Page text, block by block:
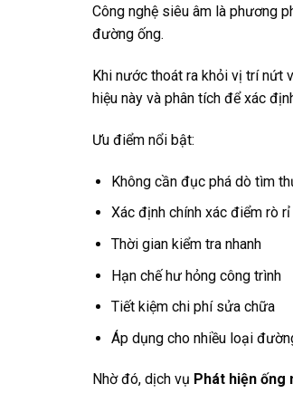
Công nghệ siêu âm là phương
đường ống.
Khi nước thoát ra khỏi vị trí nứt
hiệu này và phân tích để xác
Ưu điểm nổi bật:
Không cần đục phá dò tìm
Xác định chính xác điểm rò rỉ
Thời gian kiểm tra nhanh
Hạn chế hư hỏng công trình
Tiết kiệm chi phí sửa chữa
Áp dụng cho nhiều loại
Nhờ đó, dịch vụ Phát hiện ống